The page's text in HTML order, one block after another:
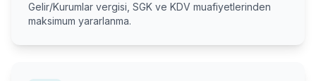
Gelir/Kurumlar vergisi, SGK ve KDV muafiyetlerinden
maksimum yararlanma.